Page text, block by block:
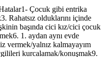
Çocuk gibi entrika
Rahatsız olduklarını içinde
başında cici kız/cici çocuk
1. aydan aynı evde
vermek/yalnız kalmayayım
kurcalamak/konuşmak9.